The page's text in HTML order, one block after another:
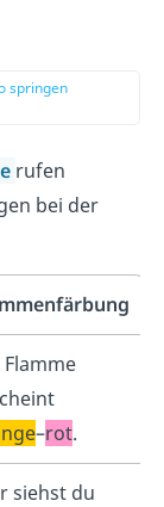
springen
rufen
bei der
Flamme
–rot.
siehst du